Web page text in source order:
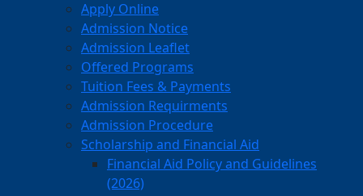
Apply Online
Admission Notice
Admission Leaflet
Offered Programs
Tuition Fees & Payments
Admission Requirments
Admission Procedure
Scholarship and Financial Aid
Financial Aid Policy and Guidelines
(2026)